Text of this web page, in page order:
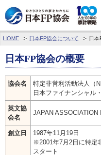
わたしたちのくらしとお金
FPに相談する
FP資格取得を目指す
FP技能検定
個人会員の皆様へ
HOME 日本FP協会について 日本
日本FP協会の概要
協会名
特定非営利活動法人（
日本ファイナンシャル
英文協
会名
JAPAN ASSOCIATION
創立日
1987年11月19日
※2001年7月2日に特定
スタート